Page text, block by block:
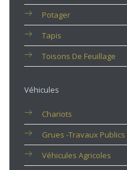
Potager
Tapis
Toisons De Feuillage
Véhicules
Chariots
Grues -travaux Publics
Véhicules Agricoles